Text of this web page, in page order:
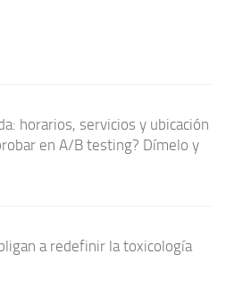
horarios, servicios y ubicación
en A/B testing? Dímelo y
a redefinir la toxicología